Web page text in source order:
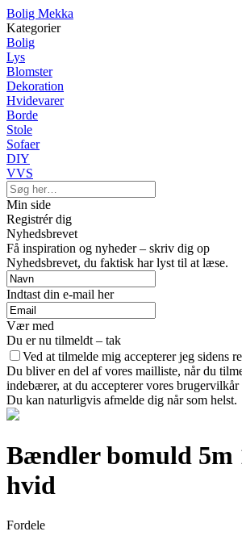
Bolig Mekka
Kategorier
Bolig
Lys
Blomster
Dekoration
Hvidevarer
Borde
Stole
Sofaer
DIY
VVS
Min side
Registrér dig
Nyhedsbrevet
Få inspiration og nyheder – skriv dig op
Nyhedsbrevet, du faktisk har lyst til at læse.
Indtast din e-mail her
Vær med
Du er nu tilmeldt – tak
Ved at tilmelde mig accepterer jeg sidens
Du bliver en del af vores mailliste, når du
indebærer, at du accepterer vores
Du kan naturligvis afmelde dig når som helst.
Bændler bomuld 5m
hvid
Fordele